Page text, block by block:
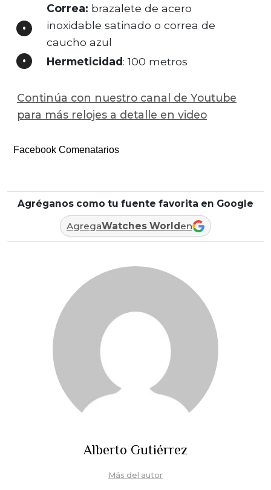
Correa: brazalete de acero
inoxidable satinado o correa de
caucho azul
Hermeticidad: 100 metros
Continúa con nuestro canal de Youtube
para más relojes a detalle en video
Facebook Comenatarios
Agréganos como tu fuente favorita en Google
AgregaWatches World en
Alberto Gutiérrez
Más del autor